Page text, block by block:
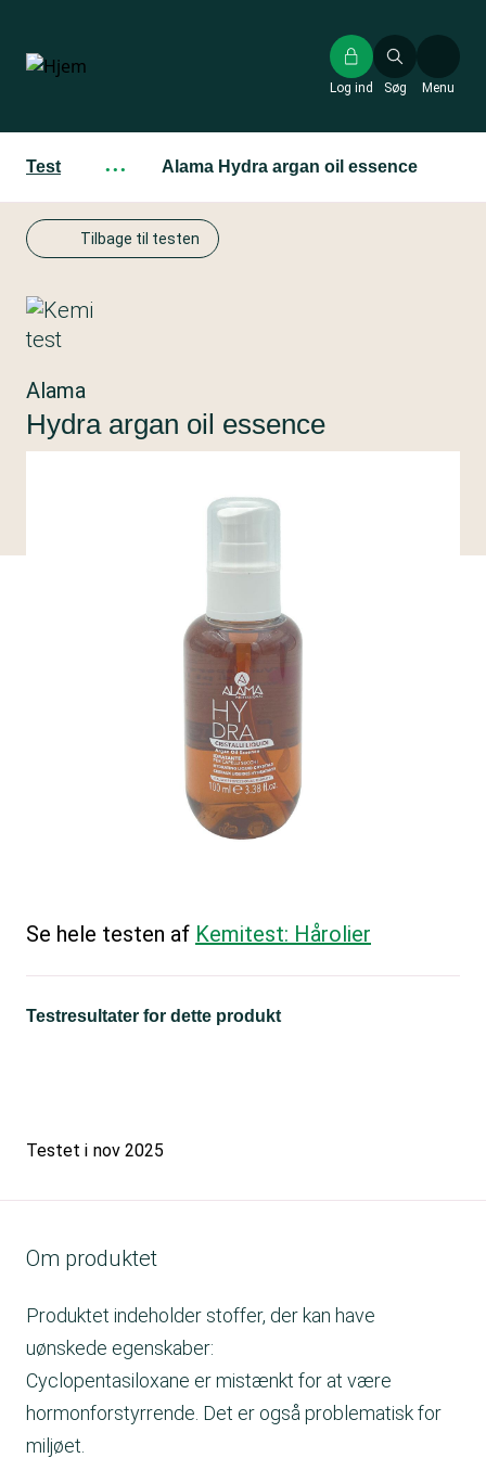
hovedindhold
Søg
Log ind Menu
Test ··· Alama Hydra argan oil essence
Tilbage til testen
Alama
Hydra argan oil essence
Se hele testen af Kemitest: Hårolier
Testresultater for dette produkt
Testet i nov 2025
Om produktet
Produktet indeholder stoffer, der kan have
uønskede egenskaber:
Cyclopentasiloxane er mistænkt for at være
hormonforstyrrende. Det er også problematisk for
miljøet.